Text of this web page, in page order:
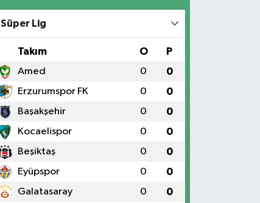
Süper Lig
Takım O P
Amed 0 0
Erzurumspor FK 0 0
Başakşehir 0 0
Kocaelispor 0 0
Beşiktaş 0 0
Eyüpspor 0 0
Galatasaray 0 0